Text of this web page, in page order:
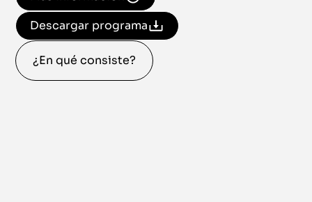
Descargar programa
¿En qué consiste?